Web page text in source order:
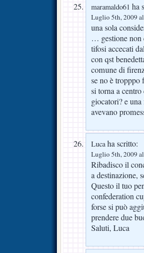
maramaldo61 ha
Luglio 5th, 2009
una sola
… gestione non
tifosi accecati
con qst
comune di
se no è tropppo
si torna a
giocatori? e
avevano
Lucaha scritto:
Luglio 5th, 2009
Ribadisco il
a destinazione,
Questo il tuo
confederation
forse si può
prendere due
Saluti, Luca